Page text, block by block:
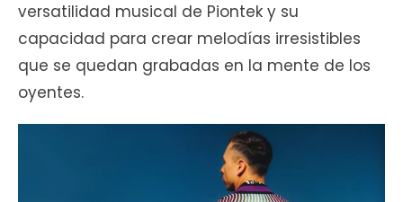
versatilidad musical de Piontek y su
capacidad para crear melodías irresistibles
que se quedan grabadas en la mente de los
oyentes.